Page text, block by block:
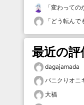
「変わっての
「 どう転んで
最近の
dagajamada
パニクりオニ
大福